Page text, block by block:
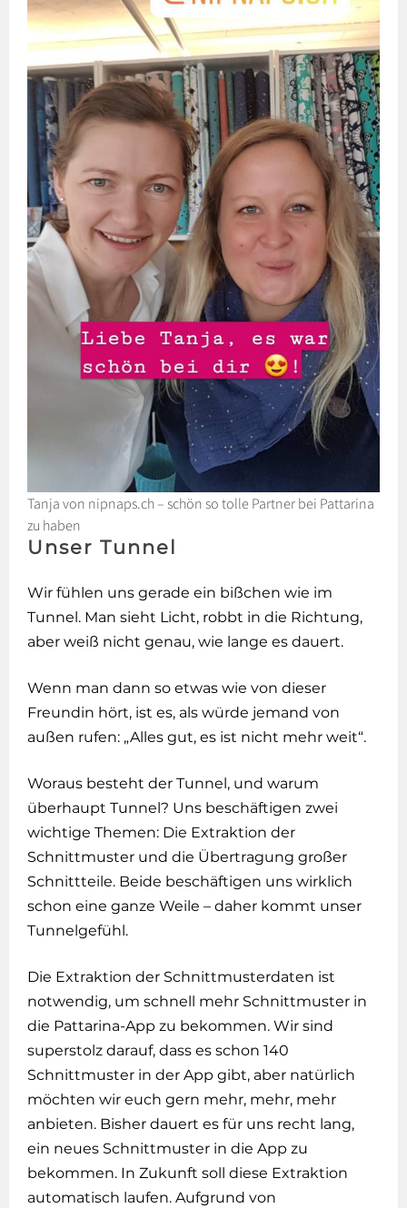
Tanja von nipnaps.ch – schön so tolle Partner bei Pattarina
zu haben
Unser Tunnel
Wir fühlen uns gerade ein bißchen wie im
Tunnel. Man sieht Licht, robbt in die Richtung,
aber weiß nicht genau, wie lange es dauert.
Wenn man dann so etwas wie von dieser
Freundin hört, ist es, als würde jemand von
außen rufen: „Alles gut, es ist nicht mehr weit“.
Woraus besteht der Tunnel, und warum
überhaupt Tunnel? Uns beschäftigen zwei
wichtige Themen: Die Extraktion der
Schnittmuster und die Übertragung großer
Schnittteile. Beide beschäftigen uns wirklich
schon eine ganze Weile – daher kommt unser
Tunnelgefühl.
Die Extraktion der Schnittmusterdaten ist
notwendig, um schnell mehr Schnittmuster in
die Pattarina-App zu bekommen. Wir sind
superstolz darauf, dass es schon 140
Schnittmuster in der App gibt, aber natürlich
möchten wir euch gern mehr, mehr, mehr
anbieten. Bisher dauert es für uns recht lang,
ein neues Schnittmuster in die App zu
bekommen. In Zukunft soll diese Extraktion
automatisch laufen. Aufgrund von